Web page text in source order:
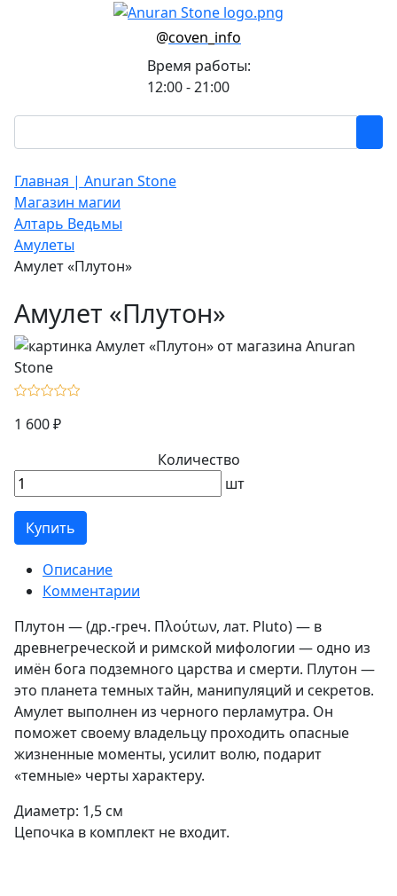
@coven_info
Время работы:
12:00 - 21:00
Главная | Anuran Stone
Магазин магии
Алтарь Ведьмы
Амулеты
Амулет «Плутон»
Амулет «Плутон»
1 600 ₽
Количество
шт
Купить
Описание
Комментарии
Плутон — (др.-греч. Πλούτων, лат. Pluto) — в
древнегреческой и римской мифологии — одно из
имён бога подземного царства и смерти. Плутон —
это планета темных тайн, манипуляций и секретов.
Амулет выполнен из черного перламутра. Он
поможет своему владельцу проходить опасные
жизненные моменты, усилит волю, подарит
«темные» черты характеру.
Диаметр: 1,5 см
Цепочка в комплект не входит.